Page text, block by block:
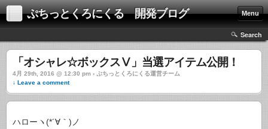
ぷちっとくろにくる 開発ブログ Menu
Search
「オシャレ☆ボックスⅤ」当選アイテム公開！
4月 29th, 2016 @ 12:30 pm › ぷちっとくろにくる運営チーム
↓ Leave a comment
ハローヽ(*´∀｀)ノ